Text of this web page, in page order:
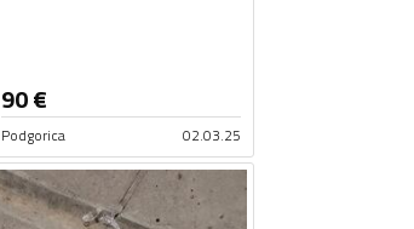
90€
Podgorica 02.03.25